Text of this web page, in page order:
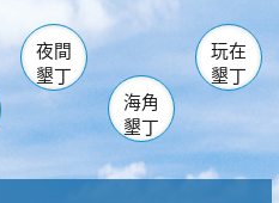
南仁湖
佳樂水
森林遊樂區
墾管處遊客中心
社頂公園 風吹沙
船帆石 龍磐公園
香蕉灣
砂島
鵝鑾鼻
夜間
墾丁
海角
墾丁
玩在
墾丁